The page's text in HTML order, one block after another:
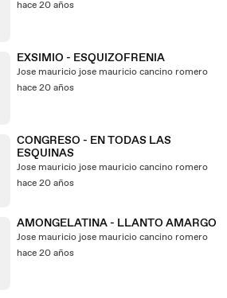
hace 20 años
EXSIMIO - ESQUIZOFRENIA
Jose mauricio jose mauricio cancino romero
hace 20 años
CONGRESO - EN TODAS LAS
ESQUINAS
Jose mauricio jose mauricio cancino romero
hace 20 años
AMONGELATINA - LLANTO AMARGO
Jose mauricio jose mauricio cancino romero
hace 20 años